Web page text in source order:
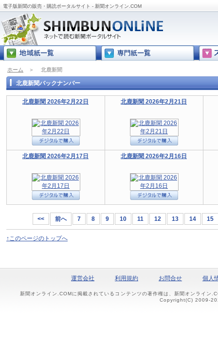
電子版新聞の販売・購読ポータルサイト - 新聞オンライン.COM
ホーム ＞ 北鹿新聞
北鹿新聞バックナンバー
北鹿新聞 2026年2月22日 北鹿新聞 2026年2月21日
北鹿新聞 2026年2月17日 北鹿新聞 2026年2月16日
<< 前へ 7 8 9 10 11 12 13 14 15
↑このページのトップへ
運営会社 利用規約 お問合せ 個人
新聞オンライン.COMに掲載されているコンテンツの著作権は、新聞オンライン
Copyright(C) 2009-